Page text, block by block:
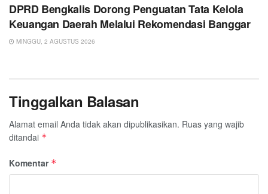
DPRD Bengkalis Dorong Penguatan Tata Kelola
Keuangan Daerah Melalui Rekomendasi Banggar
MINGGU, 2 AGUSTUS 2026
Tinggalkan Balasan
Alamat email Anda tidak akan dipublikasikan. Ruas yang wajib
ditandai *
Komentar *